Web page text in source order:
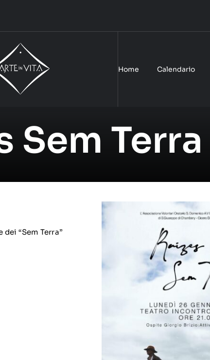
Home Calendario
Sem Terra
“Sem Terra”